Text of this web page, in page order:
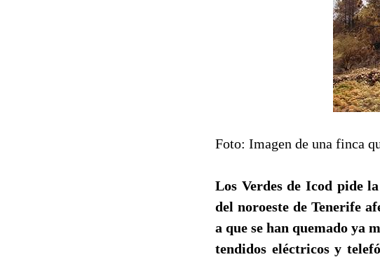
Foto: Imagen de una finca
Los Verdes de Icod pide
del noroeste de Tenerife
a que se han quemado ya
tendidos eléctricos y